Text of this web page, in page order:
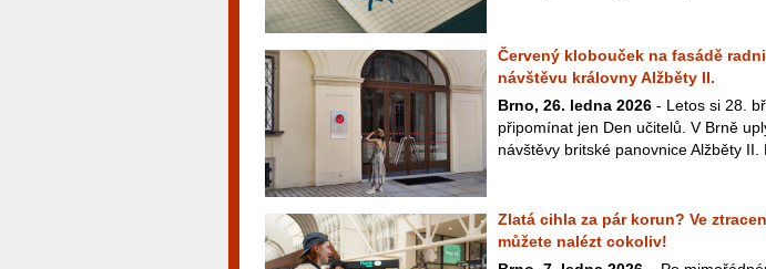
Červený klobouček na fasádě
návštěvu královny Alžběty II.
Brno, 26. ledna 2026 - Letos si 28.
připomínat jen Den učitelů. V Brně
návštěvy britské panovnice Alžběty II.
Zlatá cihla za pár korun? Ve
můžete nalézt cokoliv!